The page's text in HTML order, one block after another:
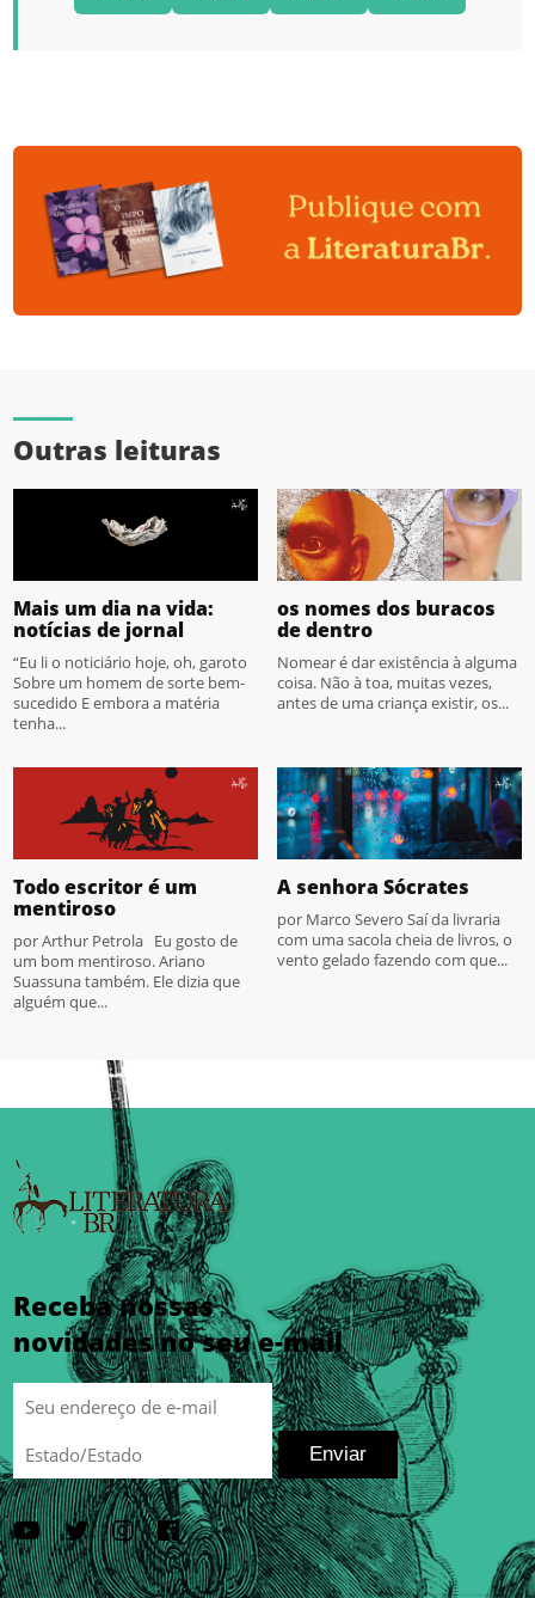
Outras leituras
Mais um dia na vida:
notícias de jornal
“Eu li o noticiário hoje, oh, garoto
Sobre um homem de sorte bem-
sucedido E embora a matéria
tenha...
os nomes dos buracos
de dentro
Nomear é dar existência à alguma
coisa. Não à toa, muitas vezes,
antes de uma criança existir, os...
Todo escritor é um
mentiroso
por Arthur Petrola Eu gosto de
um bom mentiroso. Ariano
Suassuna também. Ele dizia que
alguém que...
A senhora Sócrates
por Marco Severo Saí da livraria
com uma sacola cheia de livros, o
vento gelado fazendo com que...
Receba nossas
novidades no seu e-mail
Enviar